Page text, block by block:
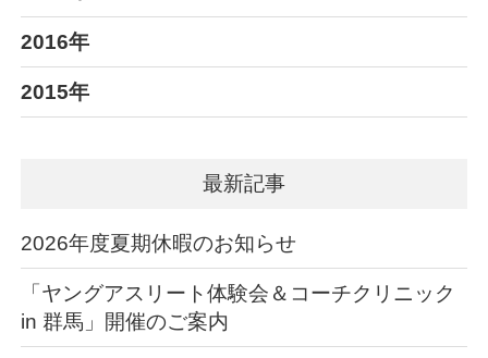
2016年
2015年
最新記事
2026年度夏期休暇のお知らせ
「ヤングアスリート体験会＆コーチクリニック
in 群馬」開催のご案内